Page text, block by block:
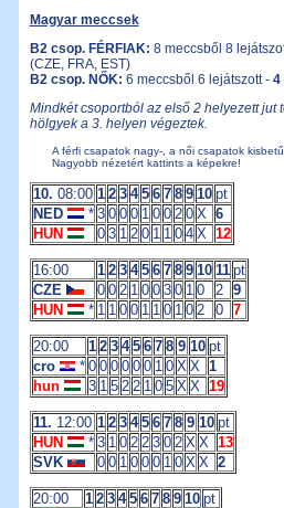
Magyar meccsek
B2 csop. FÉRFIAK: 8 meccsből 8
(CZE, FRA, EST)
B2 csop. NŐK: 6 meccsből 6 lejátszott - 4
Mindkét csoportból az első 2 helyezett jut
hölgyek a 3. helyen végeztek.
A férfi csapatok nagy-, a női csapatok
Nagyobb nézetért kattints a képekre!
10. 08:00 1 2 3 4 5 6 7 8 9 10 pt
NED
* 3 0 0 0 1 0 0 2 0 X 6
HUN
0 3 1 2 0 1 1 0 4 X 12
16:00 1 2 3 4 5 6 7 8 9 10 11 pt
CZE
0 0 2 1 0 0 3 0 1 0 2
9
HUN
* 1 1 0 0 1 1 0 1 0 2 0 7
20:00 1 2 3 4 5 6 7 8 9 10 pt
cro
* 0 0 0 0 0 0 1 0 X X 1
hun
3 1 5 2 2 1 0 5 X X 19
11. 12:00 1 2 3 4 5 6 7 8 9 10 pt
HUN
* 3 1 0 2 2 3 0 2 X X 13
SVK
0 0 1 0 0 0 1 0 X X 2
20:00 1 2 3 4 5 6 7 8 9 10 pt